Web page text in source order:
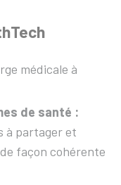
médicale à
de santé :
à partager et
façon cohérente